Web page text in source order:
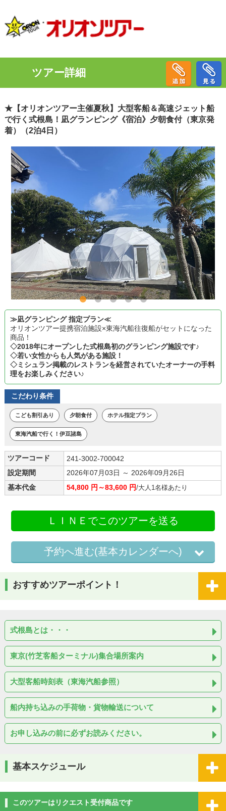
ツアー詳細
★【オリオンツアー主催夏秋】大型客船＆高速ジェット船
で行く式根島！凪グランピング《宿泊》夕朝食付（東京発
着）（2泊4日）
≫凪グランピング 指定プラン≪
オリオンツアー提携宿泊施設×東海汽船往復船がセットになった
商品！
◇2018年にオープンした式根島初のグランピング施設です♪
◇若い女性からも人気がある施設！
◇ミシュラン掲載のレストランを経営されていたオーナーの手料
理をお楽しみください♪
こだわり条件
こども割引あり 夕朝食付 ホテル指定プラン
東海汽船で行く！伊豆諸島
ツアーコード
241-3002-700042
設定期間
2026年07月03日 ～ 2026年09月26日
基本代金
54,800 円～83,600 円/大人1名様あたり
ＬＩＮＥでこのツアーを送る
予約へ進む(基本カレンダーへ)
おすすめツアーポイント！
式根島とは・・・
東京(竹芝客船ターミナル)集合場所案内
大型客船時刻表（東海汽船参照）
船内持ち込みの手荷物・貨物輸送について
お申し込みの前に必ずお読みください。
基本スケジュール
このツアーはリクエスト受付商品です